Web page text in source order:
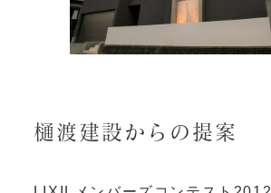
樋渡建設からの提案